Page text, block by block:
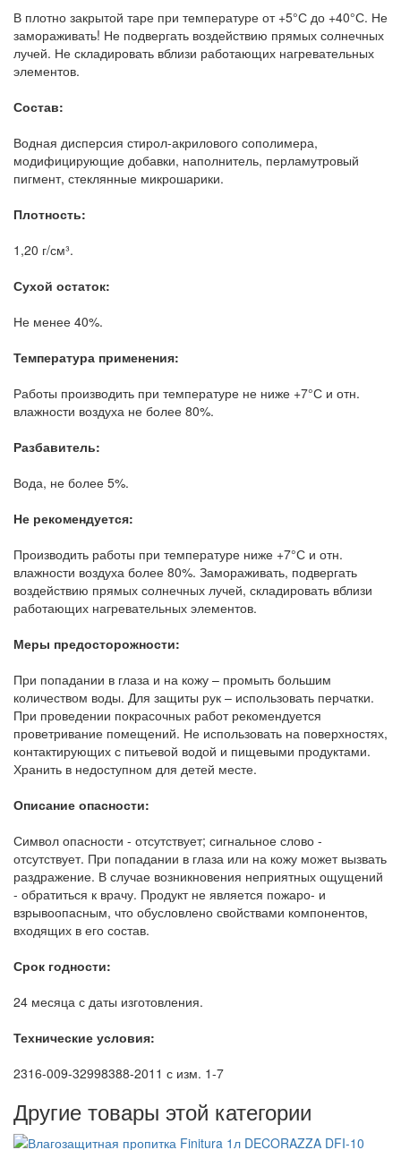
В плотно закрытой таре при температуре от +5°С до +40°С. Не
замораживать! Не подвергать воздействию прямых солнечных
лучей. Не складировать вблизи работающих нагревательных
элементов.
Состав:
Водная дисперсия стирол-акрилового сополимера,
модифицирующие добавки, наполнитель, перламутровый
пигмент, стеклянные микрошарики.
Плотность:
1,20 г/см³.
Сухой остаток:
Не менее 40%.
Температура применения:
Работы производить при температуре не ниже +7°С и отн.
влажности воздуха не более 80%.
Разбавитель:
Вода, не более 5%.
Не рекомендуется:
Производить работы при температуре ниже +7°С и отн.
влажности воздуха более 80%. Замораживать, подвергать
воздействию прямых солнечных лучей, складировать вблизи
работающих нагревательных элементов.
Меры предосторожности:
При попадании в глаза и на кожу – промыть большим
количеством воды. Для защиты рук – использовать перчатки.
При проведении покрасочных работ рекомендуется
проветривание помещений. Не использовать на поверхностях,
контактирующих с питьевой водой и пищевыми продуктами.
Хранить в недоступном для детей месте.
Описание опасности:
Символ опасности - отсутствует; сигнальное слово -
отсутствует. При попадании в глаза или на кожу может вызвать
раздражение. В случае возникновения неприятных ощущений
- обратиться к врачу. Продукт не является пожаро- и
взрывоопасным, что обусловлено свойствами компонентов,
входящих в его состав.
Срок годности:
24 месяца с даты изготовления.
Технические условия:
2316-009-32998388-2011 с изм. 1-7
Другие товары этой категории